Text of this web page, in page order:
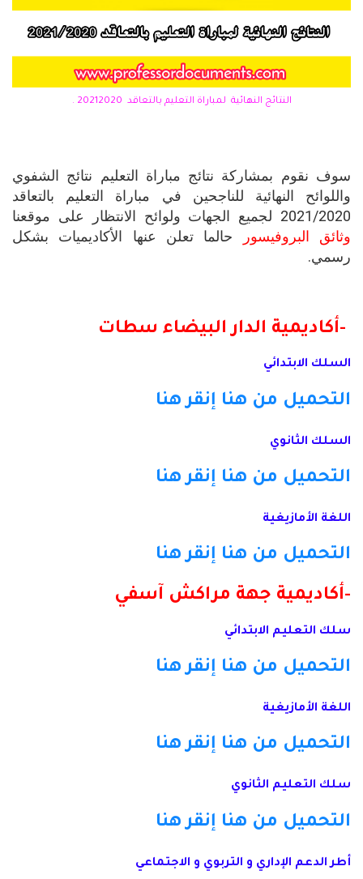
النتائج النهائية لمباراة التعليم بالتعاقد 20212020 .
سوف نقوم بمشاركة نتائج مباراة التعليم نتائج الشفوي
واللوائح النهائية للناجحين في مباراة التعليم بالتعاقد
2021/2020 لجميع الجهات ولوائح الانتظار على موقعنا
وثائق البروفيسور
حالما تعلن عنها الأكاديميات بشكل
رسمي.
-أكاديمية الدار البيضاء سطات
السلك الابتدائي
التحميل من هنا إنقر هنا
السلك الثانوي
التحميل من هنا إنقر هنا
اللغة الأمازيغية
التحميل من هنا إنقر هنا
-أكاديمية جهة مراكش آسفي
سلك التعليم الابتدائي
التحميل من هنا إنقر هنا
اللغة الأمازيغية
التحميل من هنا إنقر هنا
سلك التعليم الثانوي
التحميل من هنا إنقر هنا
أطر الدعم الإداري و التربوي و الاجتماعي